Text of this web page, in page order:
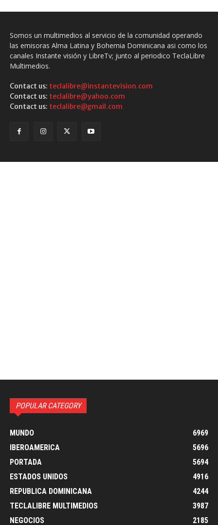
Somos un multimedios al servicio de la comunidad operando
las emisoras Alma Latina y Bohemia Dominicana asi como los
canales Instante visión y LibreTv; junto al periodico TeclaLibre
Multimedios.
Contact us: teclalibre@instantevision.com
Contact us: teclalibre@yahoo.com
Contact us: teclalibre@gmail.com
POPULAR CATEGORY
MUNDO
6969
IBEROAMERICA
5696
PORTADA
5694
ESTADOS UNIDOS
4916
REPUBLICA DOMINICANA
4244
TECLALIBRE MULTIMEDIOS
3987
NEGOCIOS
2185